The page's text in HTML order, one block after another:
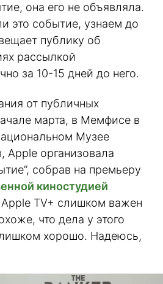
она его не объявляла.
это событие, узнаем до
публику об
рассылкой
за 10-15 дней до него.
от публичных
марта, в Мемфисе в
Музее
Apple организовала
собрав на премьеру
киностудией
Apple TV+ слишком важен
что дела у этого
хорошо. Надеюсь,